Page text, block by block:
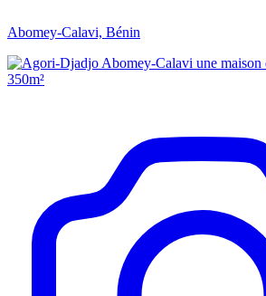
Abomey-Calavi, Bénin